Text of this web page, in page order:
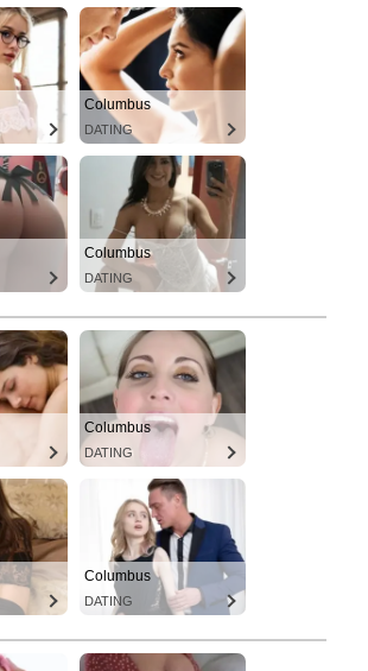
Columbus
DATING
Columbus
DATING
Columbus
DATING
Columbus
DATING